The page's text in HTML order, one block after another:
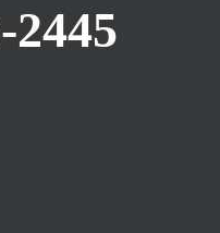
2445